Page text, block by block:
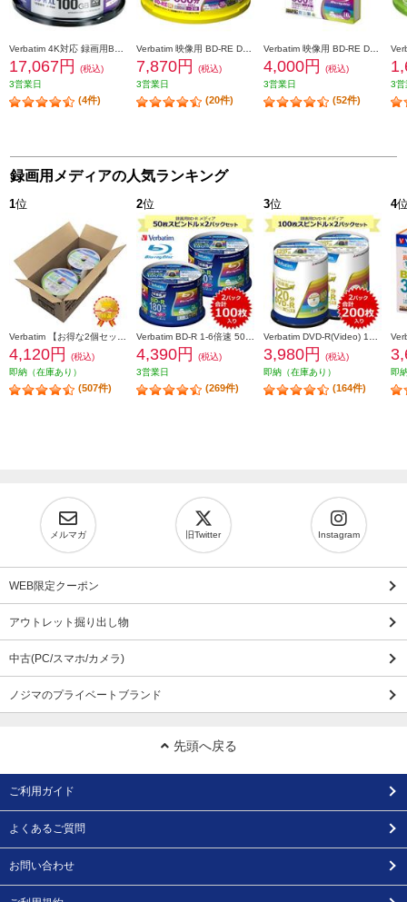
17,067円
(税込)
3営業日
(4件)
7,870円
(税込)
3営業日
(20件)
4,000円
(税込)
3営業日
(52件)
3営
録画用メディアの人気ランキング
1位
4,120円
(税込)
即納（在庫あり）
(507件)
2位
4,390円
(税込)
3営業日
(269件)
3位
3,980円
(税込)
即納（在庫あり）
(164件)
4
即
メルマガ 旧Twitter Instagram
WEB限定クーポン
アウトレット掘り出し物
中古(PC/スマホ/カメラ)
ノジマのプライベートブランド
先頭へ戻る
ご利用ガイド
よくあるご質問
お問い合わせ